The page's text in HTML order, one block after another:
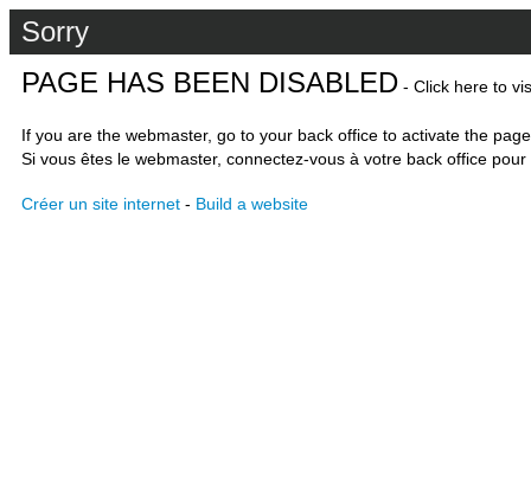
Sorry
PAGE HAS BEEN DISABLED - Click here to
If you are the webmaster, go to your back office to activate the
Si vous êtes le webmaster, connectez-vous à votre back office
Créer un site internet - Build a website